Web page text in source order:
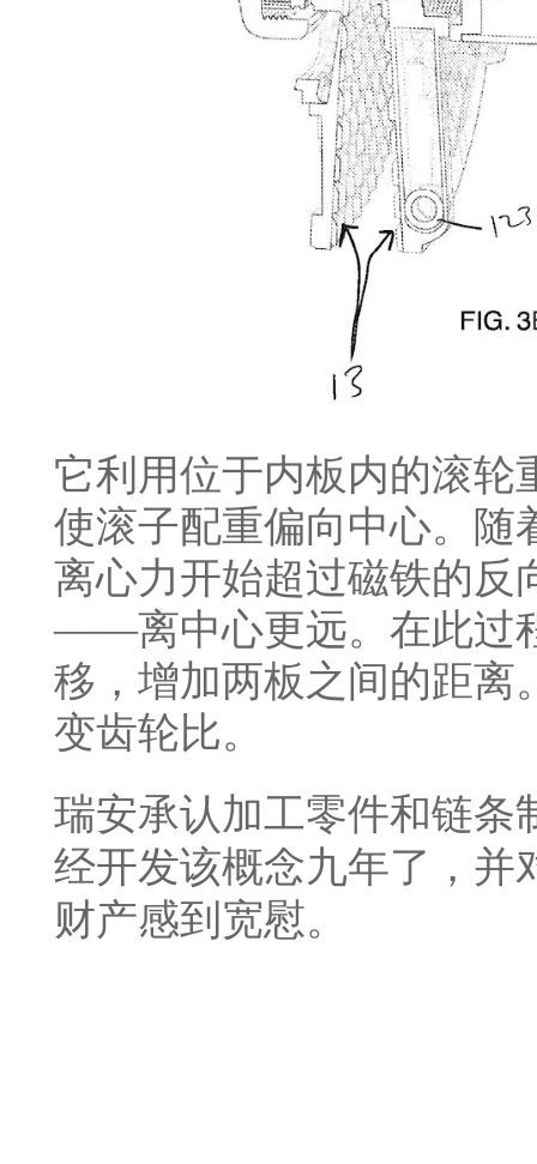
它利用位于内板内的滚轮
使滚子配重偏向中心。随
离心力开始超过磁铁的反
——离中心更远。在此过
移，增加两板之间的距离
变齿轮比。
瑞安承认加工零件和链条
经开发该概念九年了，并
财产感到宽慰。